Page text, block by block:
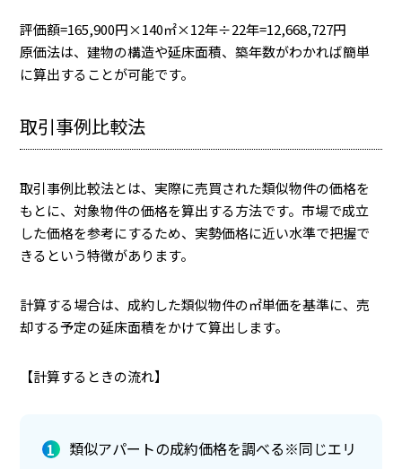
評価額=165,900円×140㎡×12年÷22年=12,668,727円
原価法は、建物の構造や延床面積、築年数がわかれば簡単
に算出することが可能です。
取引事例比較法
取引事例比較法とは、実際に売買された類似物件の価格を
もとに、対象物件の価格を算出する方法です。市場で成立
した価格を参考にするため、実勢価格に近い水準で把握で
きるという特徴があります。
計算する場合は、成約した類似物件の㎡単価を基準に、売
却する予定の延床面積をかけて算出します。
【計算するときの流れ】
類似アパートの成約価格を調べる※同じエリ